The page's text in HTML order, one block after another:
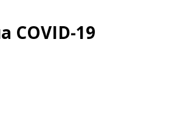
COVID-19